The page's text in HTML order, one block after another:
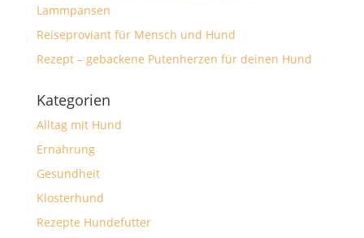
Lammpansen
Reiseproviant für Mensch und Hund
Rezept – gebackene Putenherzen für deinen Hund
Kategorien
Alltag mit Hund
Ernährung
Gesundheit
Klosterhund
Rezepte Hundefutter